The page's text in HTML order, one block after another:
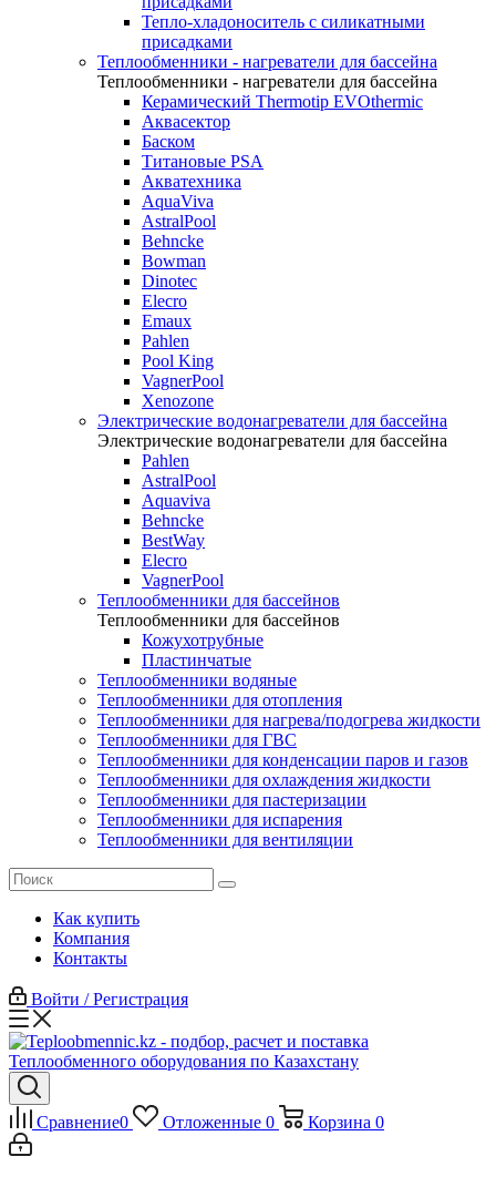
Тепло-хладоноситель с силикатными
присадками
Теплообменники - нагреватели для бассейна
Теплообменники - нагреватели для бассейна
Керамический Thermotip EVOthermic
Аквасектор
Баском
Титановые PSA
Акватехника
AquaViva
AstralPool
Behncke
Bowman
Dinotec
Elecro
Emaux
Pahlen
Pool King
VagnerPool
Xenozone
Электрические водонагреватели для бассейна
Электрические водонагреватели для бассейна
Pahlen
AstralPool
Aquaviva
Behncke
BestWay
Elecro
VagnerPool
Теплообменники для бассейнов
Теплообменники для бассейнов
Кожухотрубные
Пластинчатые
Теплообменники водяные
Теплообменники для отопления
Теплообменники для нагрева/подогрева жидкости
Теплообменники для ГВС
Теплообменники для конденсации паров и газов
Теплообменники для охлаждения жидкости
Теплообменники для пастеризации
Теплообменники для испарения
Теплообменники для вентиляции
Как купить
Компания
Контакты
Войти / Регистрация
Сравнение0 Отложенные 0 Корзина 0